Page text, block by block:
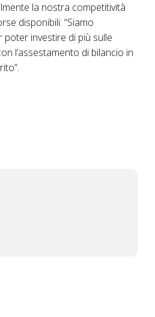
la nostra competitività
disponibili: “Siamo
poter investire di più sulle
l’assestamento di bilancio in
”.